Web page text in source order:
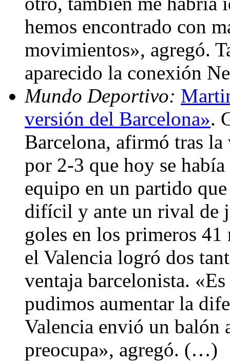
hemos encontrado con
movimientos», agregó.
aparecido la conexión
Mundo Deportivo:
versión del Barcelona».
Barcelona, afirmó tras
por 2-3 que hoy se
equipo en un partido
difícil y ante un rival de
goles en los primeros 41
el Valencia logró dos
ventaja barcelonista.
pudimos aumentar la
Valencia envió un balón
preocupa», agregó. (…)